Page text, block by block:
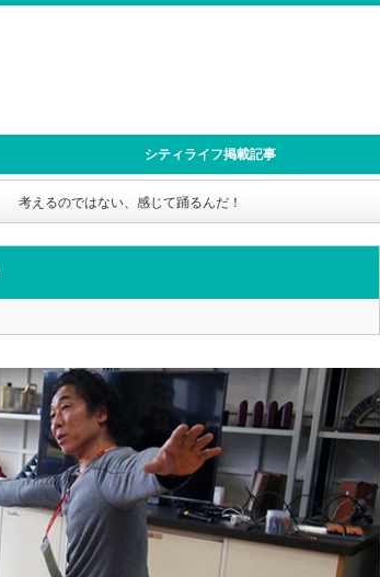
シティライフ掲載記事
考えるのではない、感じて踊るんだ！